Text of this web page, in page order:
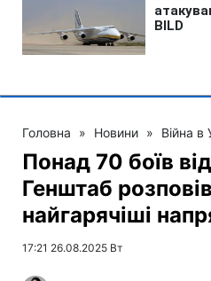
Головна » Новини » Війна в
Понад 70 боїв
Генштаб
найгарячіші
17:21 26.08.2025 Вт